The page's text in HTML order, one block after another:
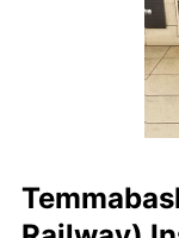
문의 (English)